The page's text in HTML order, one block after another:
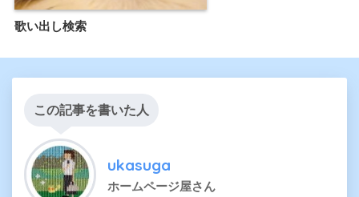
歌い出し検索
この記事を書いた人
ukasuga
ホームページ屋さん